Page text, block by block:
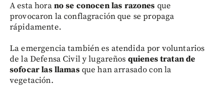
A esta horano se conocen las razones que
provocaron la conflagración que se propaga
rápidamente.
La emergencia también es atendida por voluntarios
de la Defensa Civil y lugareños quienes tratan de
sofocar las llamasque han arrasado con la
vegetación.